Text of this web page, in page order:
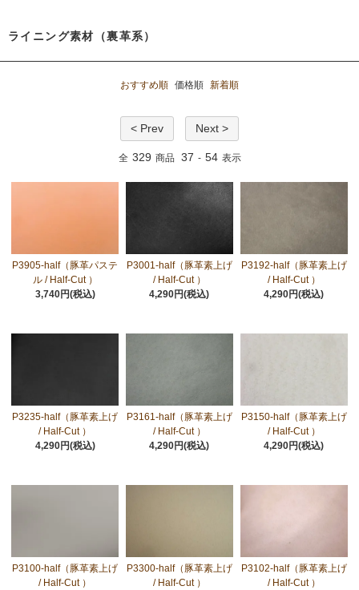
ライニング素材（裏革系）
おすすめ順 価格順 新着順
< Prev Next >
全 329 商品 37 - 54 表示
P3905-half（豚革パステ
ル / Half-Cut ）
3,740円(税込)
P3001-half（豚革素上げ
/ Half-Cut ）
4,290円(税込)
P3192-half（豚革素上げ
/ Half-Cut ）
4,290円(税込)
P3235-half（豚革素上げ
/ Half-Cut ）
4,290円(税込)
P3161-half（豚革素上げ
/ Half-Cut ）
4,290円(税込)
P3150-half（豚革素上げ
/ Half-Cut ）
4,290円(税込)
P3100-half（豚革素上げ
/ Half-Cut ）
P3300-half（豚革素上げ
/ Half-Cut ）
P3102-half（豚革素上げ
/ Half-Cut ）